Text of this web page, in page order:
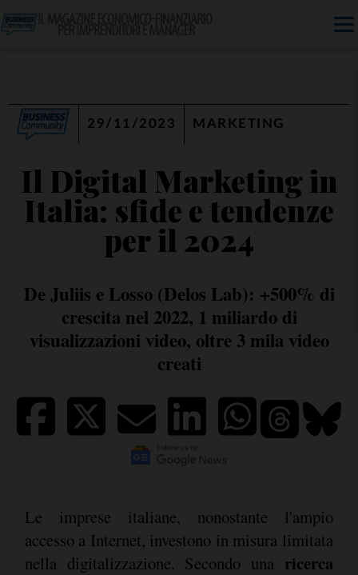
29/11/2023 MARKETING
Il Digital Marketing in
Italia: sfide e tendenze
per il 2024
De Juliis e Losso (Delos Lab): +500% di
crescita nel 2022, 1 miliardo di
visualizzazioni video, oltre 3 mila video
creati
Le imprese italiane, nonostante l'ampio
accesso a Internet, investono in misura limitata
nella digitalizzazione. Secondo una ricerca